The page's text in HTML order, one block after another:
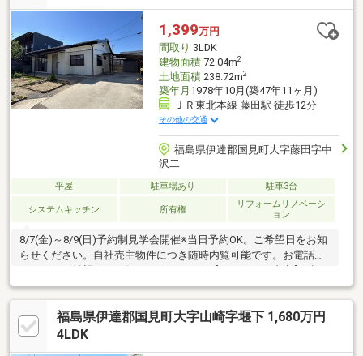
1,399万円
間取り 3LDK
建物面積72.04m2
土地面積238.72m2
築年月 1978年10月(築47年11ヶ月)
ＪＲ東北本線 藤田駅 徒歩12分
その他の交通
福島県伊達郡国見町大字藤田字中
沢二
平屋 駐車場あり 駐車3台
システムキッチン 所有権
リフォームリノベーシ
ョン
8/7(金)～8/9(日)予約制見学会開催※当日予約OK。ご希望日をお知
らせください。自社売主物件につき随時内覧可能です。お電話か
準シロアリ防除工事、クリーニング、鍵交換、雨漏り点検、設備
点検●外構・外装駐車場拡張●ライフライン下水道接続●水回りシ
ステムキッチン交換、ユニットバス交換、トイレ交換、洗面化粧
台交換●内装間取変更、玄関扉交換、床材上張り、シューズボッ
福島県伊達郡国見町大字山崎字堰下 1,680万円
4LDK